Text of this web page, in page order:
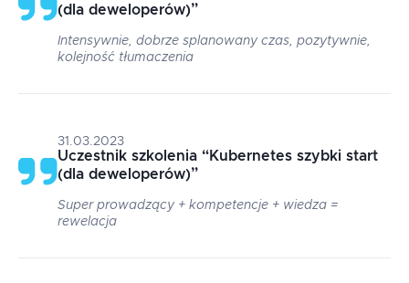
(dla deweloperów)”
Intensywnie, dobrze splanowany czas, pozytywnie,
kolejność tłumaczenia
31.03.2023
Uczestnik szkolenia “Kubernetes szybki start
(dla deweloperów)”
Super prowadzący + kompetencje + wiedza =
rewelacja